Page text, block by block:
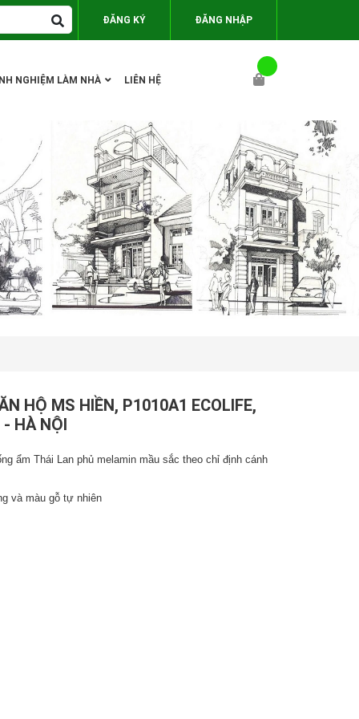
ĐĂNG KÝ ĐĂNG NHẬP
NGHIỆM LÀM NHÀ LIÊN HỆ
HỘ MS HIỀN, P1010A1 ECOLIFE,
HÀ NỘI
ẩm Thái Lan phủ melamin mầu sắc theo chỉ định cánh
và màu gỗ tự nhiên